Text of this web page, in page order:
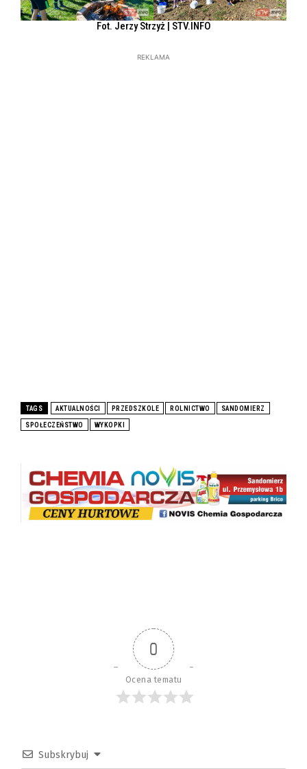
Fot. Jerzy Strzyż | STV.INFO
REKLAMA
TAGS AKTUALNOŚCI PRZEDSZKOLE ROLNICTWO SANDOMIERZ
SPOŁECZEŃSTWO WYKOPKI
0
Ocena tematu
Subskrybuj